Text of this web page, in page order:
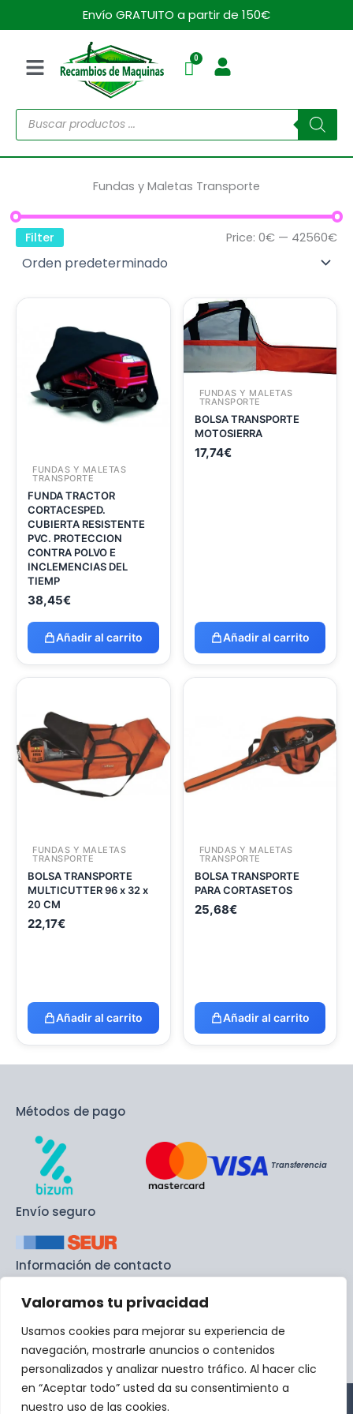
Valoramos tu privacidad
Usamos cookies para mejorar su experiencia de
navegación, mostrarle anuncios o contenidos
personalizados y analizar nuestro tráfico. Al hacer clic
en “Aceptar todo” usted da su consentimiento a
nuestro uso de las cookies.
al
Envío GRATUITO a partir de 150€
Menú
Búsqueda
de
Fundas y Maletas Transporte
Filter Price: 0€ — 42560€
FUNDAS Y MALETAS
TRANSPORTE
FUNDA TRACTOR
CORTACESPED.
CUBIERTA RESISTENTE
PVC. PROTECCION
CONTRA POLVO E
INCLEMENCIAS DEL
TIEMP
38,45€
Añadir al carrito
FUNDAS Y MALETAS
TRANSPORTE
BOLSA TRANSPORTE
MOTOSIERRA
17,74€
Añadir al carrito
FUNDAS Y MALETAS
TRANSPORTE
BOLSA TRANSPORTE
MULTICUTTER 96 x 32 x
20 CM
22,17€
Añadir al carrito
FUNDAS Y MALETAS
TRANSPORTE
BOLSA TRANSPORTE
PARA CORTASETOS
25,68€
Añadir al carrito
Métodos de pago
Transferencia
Envío seguro
Información de contacto
info@recambiodemaquinas.com
+ 34 692 45 87 35
Aviso Legal